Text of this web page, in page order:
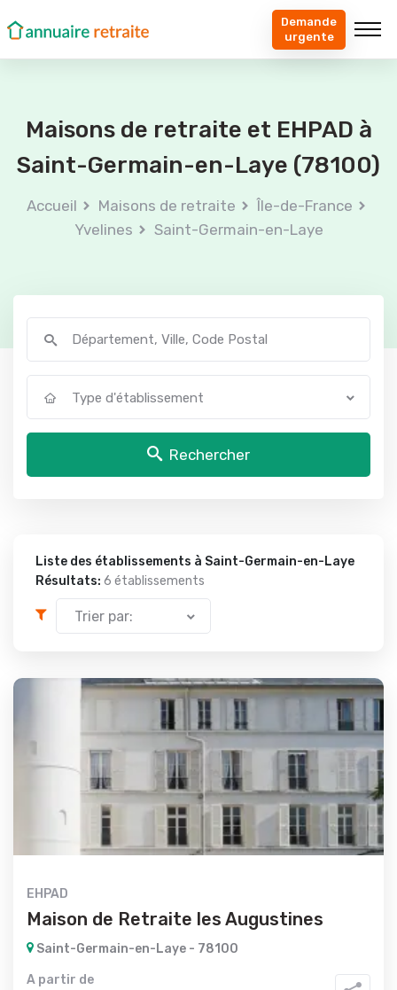
Demande
urgente
Maisons de retraite et EHPAD à
Saint-Germain-en-Laye (78100)
Accueil Maisons de retraite
Île-de-France
Yvelines
Saint-Germain-en-Laye
Type d'établissement
Rechercher
Liste des établissements à Saint-Germain-en-Laye
Résultats: 6 établissements
Trier par:
EHPAD
Maison de Retraite les Augustines
Saint-Germain-en-Laye - 78100
A partir de